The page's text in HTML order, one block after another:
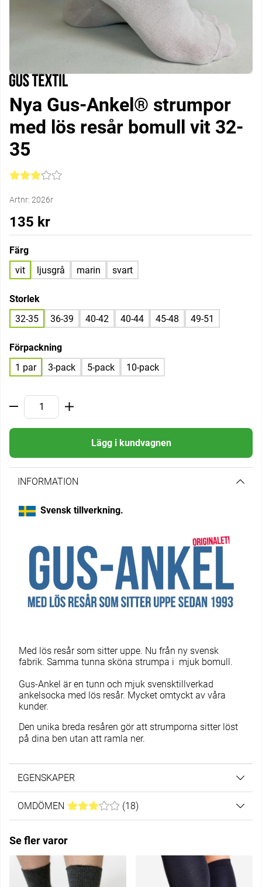
Nya Gus-Ankel® strumpor
med lös resår bomull vit 32-
35
Medelbetyg 3 av 5 Antal betyg 18
Artnr: 2026r
135 kr
Färg
vit
ljusgrå marin svart
Storlek
32-35
36-39 40-42 40-44 45-48 49-51
Förpackning
1 par
3-pack 5-pack 10-pack
Lägg i kundvagnen
INFORMATION
Svensk tillverkning.
Med lös resår som sitter uppe. Nu från ny svensk
fabrik. Samma tunna sköna strumpa i mjuk bomull.
Gus-Ankel är en tunn och mjuk svensktillverkad
ankelsocka med lös resår. Mycket omtyckt av våra
kunder.
Den unika breda resåren gör att strumporna sitter löst
på dina ben utan att ramla ner.
EGENSKAPER
OMDÖMEN MEDELBETYG 3 AV 5 ANTAL BETYG 18
(18)
Se fler varor